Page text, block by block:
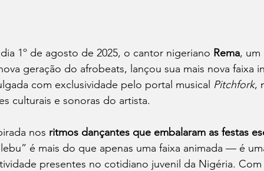
1º de agosto de 2025, o cantor nigeriano Rema, um
geração do afrobeats, lançou sua mais nova faixa
com exclusividade pelo portal musical Pitchfork,
culturais e sonoras do artista.
nos ritmos dançantes que embalaram as festas
é mais do que apenas uma faixa animada — é
presentes no cotidiano juvenil da Nigéria.